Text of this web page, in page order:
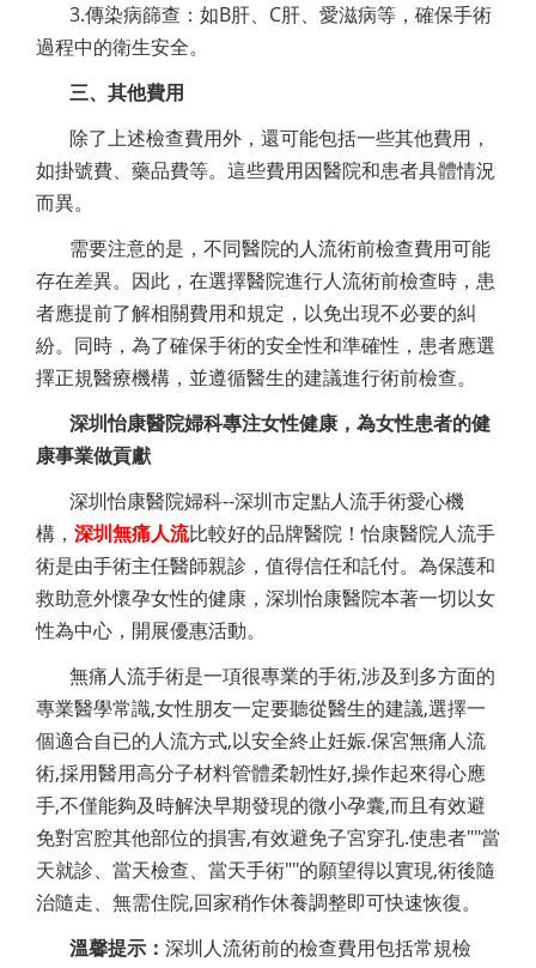
3.傳染病篩查：如B肝、C肝、愛滋病等，確保手術
過程中的衛生安全。
三、其他費用
除了上述檢查費用外，還可能包括一些其他費用，
如掛號費、藥品費等。這些費用因醫院和患者具體情況
而異。
需要注意的是，不同醫院的人流術前檢查費用可能
存在差異。因此，在選擇醫院進行人流術前檢查時，患
者應提前了解相關費用和規定，以免出現不必要的糾
紛。同時，為了確保手術的安全性和準確性，患者應選
擇正規醫療機構，並遵循醫生的建議進行術前檢查。
深圳怡康醫院婦科專注女性健康，為女性患者的健
康事業做貢獻
深圳怡康醫院婦科--深圳市定點人流手術愛心機
構， 深圳無痛人流比較好的品牌醫院！怡康醫院人流手
術是由手術主任醫師親診，值得信任和託付。為保護和
救助意外懷孕女性的健康，深圳怡康醫院本著一切以女
性為中心，開展優惠活動。
無痛人流手術是一項很專業的手術,涉及到多方面的
專業醫學常識,女性朋友一定要聽從醫生的建議,選擇一
個適合自已的人流方式,以安全終止妊娠.保宮無痛人流
術,採用醫用高分子材料管體柔韌性好,操作起來得心應
手,不僅能夠及時解決早期發現的微小孕囊,而且有效避
免對宮腔其他部位的損害,有效避免子宮穿孔.使患者""當
天就診、當天檢查、當天手術""的願望得以實現,術後隨
治隨走、無需住院,回家稍作休養調整即可快速恢復。
溫馨提示： 深圳人流術前的檢查費用包括常規檢